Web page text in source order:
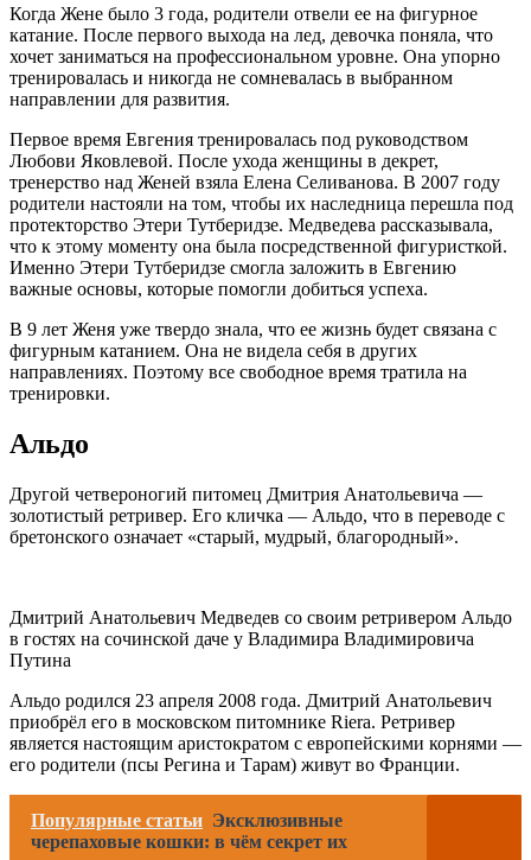
Когда Жене было 3 года, родители отвели ее на фигурное
катание. После первого выхода на лед, девочка поняла, что
хочет заниматься на профессиональном уровне. Она упорно
тренировалась и никогда не сомневалась в выбранном
направлении для развития.
Первое время Евгения тренировалась под руководством
Любови Яковлевой. После ухода женщины в декрет,
тренерство над Женей взяла Елена Селиванова. В 2007 году
родители настояли на том, чтобы их наследница перешла под
протекторство Этери Тутберидзе. Медведева рассказывала,
что к этому моменту она была посредственной фигуристкой.
Именно Этери Тутберидзе смогла заложить в Евгению
важные основы, которые помогли добиться успеха.
В 9 лет Женя уже твердо знала, что ее жизнь будет связана с
фигурным катанием. Она не видела себя в других
направлениях. Поэтому все свободное время тратила на
тренировки.
Альдо
Другой четвероногий питомец Дмитрия Анатольевича —
золотистый ретривер. Его кличка — Альдо, что в переводе с
бретонского означает «старый, мудрый, благородный».
Дмитрий Анатольевич Медведев со своим ретривером Альдо
в гостях на сочинской даче у Владимира Владимировича
Путина
Альдо родился 23 апреля 2008 года. Дмитрий Анатольевич
приобрёл его в московском питомнике Riera. Ретривер
является настоящим аристократом с европейскими корнями —
его родители (псы Регина и Тарам) живут во Франции.
Популярные статьи Эксклюзивные
черепаховые кошки: в чём секрет их